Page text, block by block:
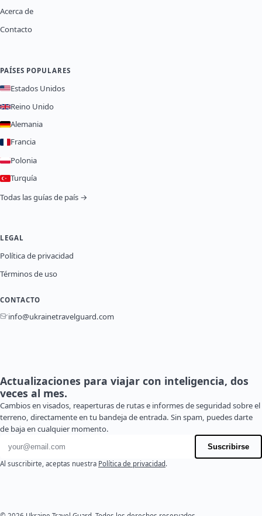
Acerca de
Contacto
PAÍSES POPULARES
Estados Unidos
Reino Unido
Alemania
Francia
Polonia
Turquía
Todas las guías de país →
LEGAL
Política de privacidad
Términos de uso
CONTACTO
info@ukrainetravelguard.com
Actualizaciones para viajar con inteligencia, dos
veces al mes.
Cambios en visados, reaperturas de rutas e informes de seguridad sobre el
terreno, directamente en tu bandeja de entrada. Sin spam, puedes darte
de baja en cualquier momento.
Dirección de correo electrónico
Suscribirse
Al suscribirte, aceptas nuestra Política de privacidad.